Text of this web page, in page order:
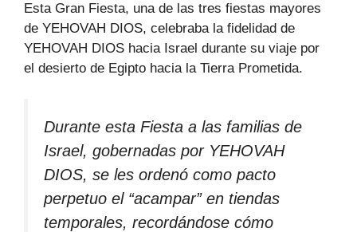
Esta Gran Fiesta, una de las tres fiestas mayores
de YEHOVAH DIOS, celebraba la fidelidad de
YEHOVAH DIOS hacia Israel durante su viaje por
el desierto de Egipto hacia la Tierra Prometida.
Durante esta Fiesta a las familias de
Israel, gobernadas por YEHOVAH
DIOS, se les ordenó como pacto
perpetuo el “acampar” en tiendas
temporales, recordándose cómo